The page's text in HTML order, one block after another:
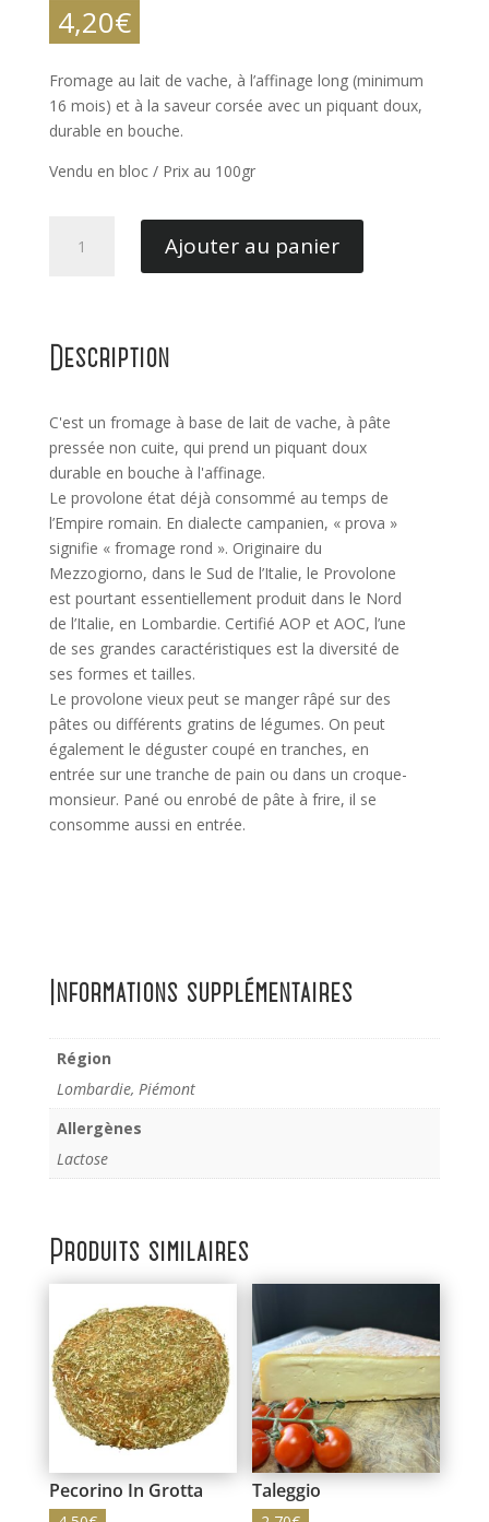
4,20€
Fromage au lait de vache, à l’affinage long (minimum
16 mois) et à la saveur corsée avec un piquant doux,
durable en bouche.
Vendu en bloc / Prix au 100gr
Ajouter au panier
Description
C'est un fromage à base de lait de vache, à pâte
pressée non cuite, qui prend un piquant doux
durable en bouche à l'affinage.
Le provolone état déjà consommé au temps de
l’Empire romain. En dialecte campanien, « prova »
signifie « fromage rond ». Originaire du
Mezzogiorno, dans le Sud de l’Italie, le Provolone
est pourtant essentiellement produit dans le Nord
de l’Italie, en Lombardie. Certifié AOP et AOC, l’une
de ses grandes caractéristiques est la diversité de
ses formes et tailles.
Le provolone vieux peut se manger râpé sur des
pâtes ou différents gratins de légumes. On peut
également le déguster coupé en tranches, en
entrée sur une tranche de pain ou dans un croque-
monsieur. Pané ou enrobé de pâte à frire, il se
consomme aussi en entrée.
Informations supplémentaires
Région
Lombardie, Piémont
Allergènes
Lactose
Produits similaires
Pecorino In Grotta Taleggio